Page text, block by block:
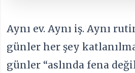
Aynı ev. Aynı iş. Aynı
günler her şey
günler “aslında fena